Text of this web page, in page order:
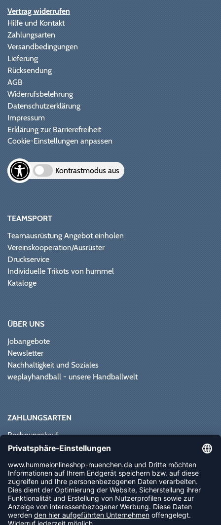
Vertrag widerrufen
Hilfe und Kontakt
Zahlungsarten
Versandbedingungen
Lieferung
Rücksendung
AGB
Widerrufsbelehrung
Datenschutzerklärung
Impressum
Erklärung zur Barrierefreiheit
Cookie-Einstellungen anpassen
Kontrastmodus aus
TEAMSPORT
Teamausrüstung Angebot einholen
Vereinskooperation/Ausrüster
Druckservice
Individuelle Trikots von hummel
Kataloge
ÜBER UNS
Jobangebote
Newsletter
Nachhaltigkeit und Soziales
weplayhandball - unsere Handballwelt
ZAHLUNGSARTEN
Rechnungskauf
Paypal
Vorkasse
Sofortüberweisung
NEWSLETTER